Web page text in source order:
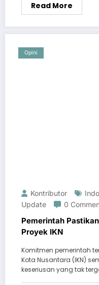
Read More
Opini
Kontributor
Update
0
Pemerintah
Proyek IKN
Komitmen pemerintah
Kota Nusantara (IKN)
keseriusan yang tak